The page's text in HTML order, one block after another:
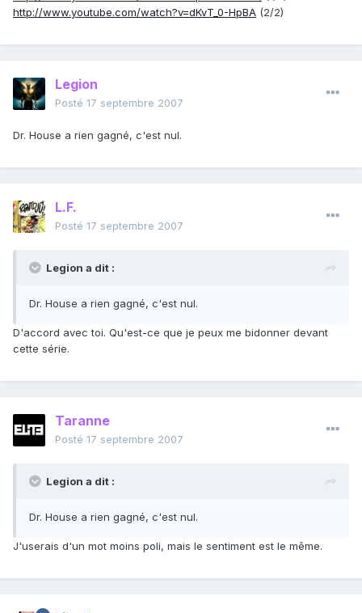
http://www.youtube.com/watch?v=dKvT_0-HpBA (2/2)
Legion
Posté 17 septembre 2007
Dr. House a rien gagné, c'est nul.
L.F.
Posté 17 septembre 2007
Legion a dit :
Dr. House a rien gagné, c'est nul.
D'accord avec toi. Qu'est-ce que je peux me bidonner devant
cette série.
Taranne
Posté 17 septembre 2007
Legion a dit :
Dr. House a rien gagné, c'est nul.
J'userais d'un mot moins poli, mais le sentiment est le même.